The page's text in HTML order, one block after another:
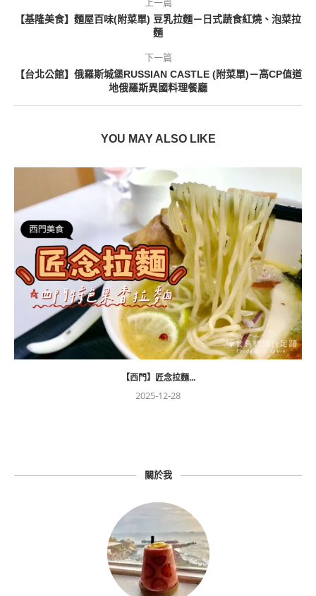
【基隆美食】麵屋百味(附菜單) 豆乳拉麵－日式蔬食紅燒、泡菜拉
麵
下一篇
【台北公館】俄羅斯城堡RUSSIAN CASTLE (附菜單)－高CP值道
地俄羅斯異國料理餐廳
YOU MAY ALSO LIKE
【西門】匠念拉麵...
2025-12-28
關於我